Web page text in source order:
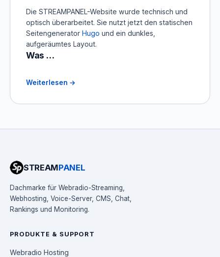
Die STREAMPANEL-Website wurde technisch und
optisch überarbeitet. Sie nutzt jetzt den statischen
Seitengenerator Hugo und ein dunkles,
aufgeräumtes Layout.
Was …
Weiterlesen →
STREAMPANEL
Dachmarke für Webradio-Streaming,
Webhosting, Voice-Server, CMS, Chat,
Rankings und Monitoring.
PRODUKTE & SUPPORT
Webradio Hosting